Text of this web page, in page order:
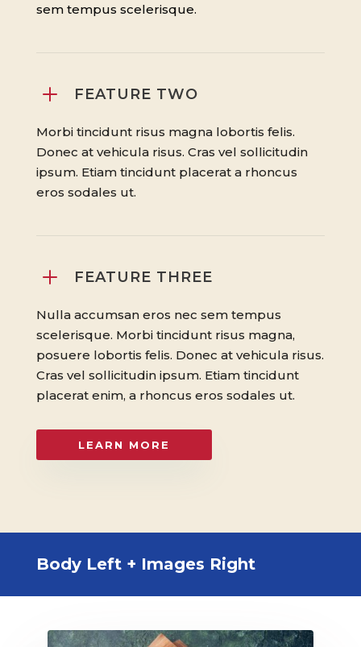
sem tempus scelerisque.
L FEATURE TWO
Morbi tincidunt risus magna lobortis felis.
Donec at vehicula risus. Cras vel sollicitudin
ipsum. Etiam tincidunt placerat a rhoncus
eros sodales ut.
L FEATURE THREE
Nulla accumsan eros nec sem tempus
scelerisque. Morbi tincidunt risus magna,
posuere lobortis felis. Donec at vehicula risus.
Cras vel sollicitudin ipsum. Etiam tincidunt
placerat enim, a rhoncus eros sodales ut.
LEARN MORE
Body Left + Images Right